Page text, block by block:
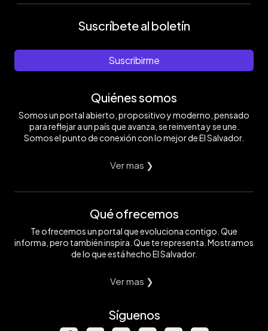
Suscríbete al boletín
Suscribirme
Quiénes somos
Somos un portal abierto, propositivo y moderno, pensado
para reflejar a un país que avanza, se reinventa y se une.
Somos el punto de conexión con lo mejor de El Salvador.
Ver mas ❯
Qué ofrecemos
Te ofrecemos un portal que evoluciona contigo. Que
informa, pero también inspira. Que te representa. Mostramos
de lo que está hecho El Salvador.
Ver mas ❯
Síguenos